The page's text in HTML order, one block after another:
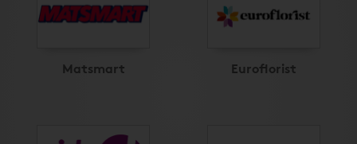
Matsmart Euroflorist